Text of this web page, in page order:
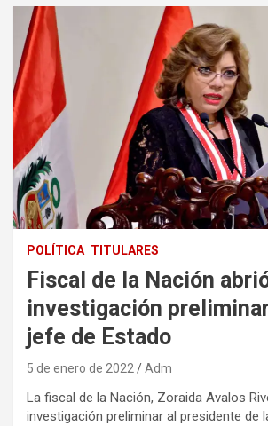
POLÍTICA TITULARES
Fiscal de la Nación
investigación
jefe de Estado
5 de enero de 2022 Adm
La fiscal de la Nación, Zoraida Avalos
investigación preliminar al presidente de